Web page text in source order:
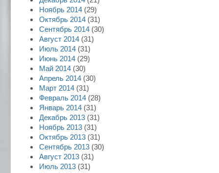
Ноябрь 2014 (29)
Октябрь 2014 (31)
Сентябрь 2014 (30)
Август 2014 (31)
Июль 2014 (31)
Июнь 2014 (29)
Май 2014 (30)
Апрель 2014 (30)
Март 2014 (31)
Февраль 2014 (28)
Январь 2014 (31)
Декабрь 2013 (31)
Ноябрь 2013 (31)
Октябрь 2013 (31)
Сентябрь 2013 (30)
Август 2013 (31)
Июль 2013 (31)